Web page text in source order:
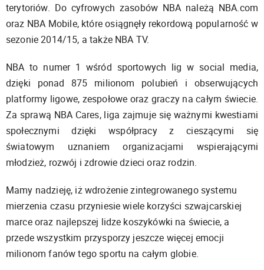
terytoriów. Do cyfrowych zasobów NBA należą NBA.com
oraz NBA Mobile, które osiągnęły rekordową popularność w
sezonie 2014/15, a także NBA TV.
NBA to numer 1 wśród sportowych lig w social media,
dzięki ponad 875 milionom polubień i obserwujących
platformy ligowe, zespołowe oraz graczy na całym świecie.
Za sprawą NBA Cares, liga zajmuje się ważnymi kwestiami
społecznymi dzięki współpracy z cieszącymi się
światowym uznaniem organizacjami wspierającymi
młodzież, rozwój i zdrowie dzieci oraz rodzin.
Mamy nadzieję, iż wdrożenie zintegrowanego systemu
mierzenia czasu przyniesie wiele korzyści szwajcarskiej
marce oraz najlepszej lidze koszykówki na świecie, a
przede wszystkim przysporzy jeszcze więcej emocji
milionom fanów tego sportu na całym globie.